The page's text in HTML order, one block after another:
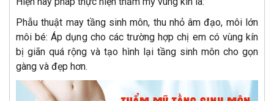
Phẫu thuật may tầng sinh môn, thu nhỏ âm đạo, môi lớn
môi bé: Áp dụng cho các trường hợp chị em có vùng kín
bị giãn quá rộng và tạo hình lại tầng sinh môn cho gọn
gàng và đẹp hơn.